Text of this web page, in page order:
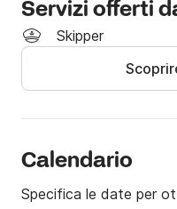
Il prezzo del noleggio
70% del prezzo
Il prezzo del noleggio
informazioni!
Servizi offerti
Skipper
Calendario
Specifica le date per